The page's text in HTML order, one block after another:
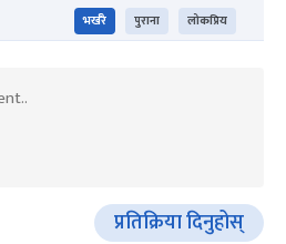
भर्खरै पुराना लोकप्रिय
प्रतिक्रिया दिनुहोस्